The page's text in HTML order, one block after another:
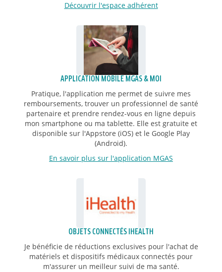
Découvrir l'espace adhérent
APPLICATION MOBILE MGAS & MOI
Pratique, l'application me permet de suivre mes
remboursements, trouver un professionnel de santé
partenaire et prendre rendez-vous en ligne depuis
mon smartphone ou ma tablette. Elle est gratuite et
disponible sur l'Appstore (iOS) et le Google Play
(Android).
En savoir plus sur l'application MGAS
OBJETS CONNECTÉS IHEALTH
Je bénéficie de réductions exclusives pour l'achat de
matériels et dispositifs médicaux connectés pour
m'assurer un meilleur suivi de ma santé.